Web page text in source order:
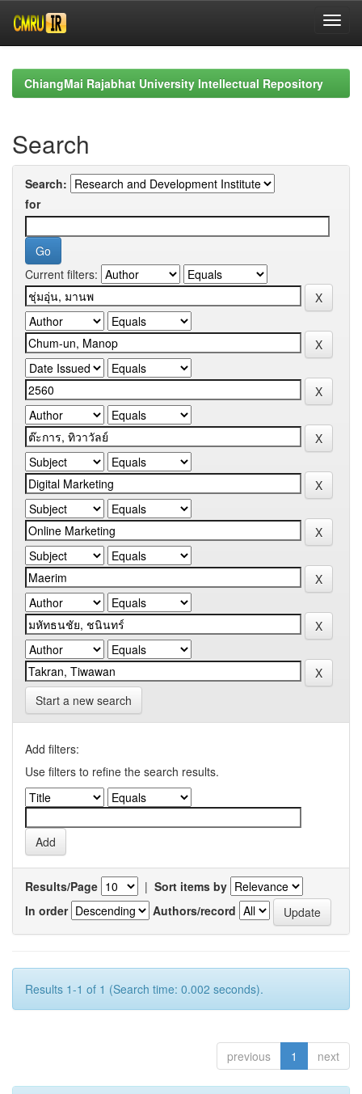
navigationChiangMai Rajabhat University Intellectual Repository
Search
Search:
for
Current filters:
Start a new search
Add filters:
Use filters to refine the search results.
Results/Page | Sort items by
In order
Authors/record
Results 1-1 of 1 (Search time: 0.002 seconds).
previous 1 next